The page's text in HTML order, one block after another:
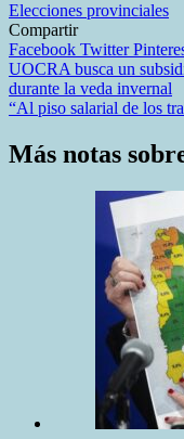
Elecciones provinciales
Compartir
Facebook Twitter
Navegación
de
UOCRA busca un
durante la veda invernal
“Al piso salarial de los
Más notas